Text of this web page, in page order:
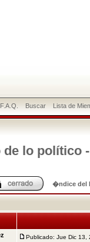
F.A.Q. Buscar Lista de
de lo político
�ndice del
Publicado: Jue Dic 13,